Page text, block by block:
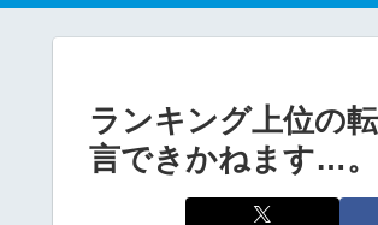
ランキング上位の
言できかねます…。